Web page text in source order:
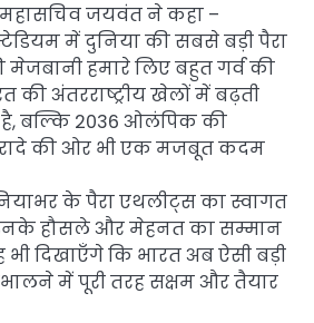
जयवंत ने कहा –
में दुनिया की सबसे बड़ी पैरा
मेजबानी हमारे लिए बहुत गर्व की
की अंतरराष्ट्रीय खेलों में बढ़ती
है, बल्कि 2036 ओलंपिक की
की ओर भी एक मजबूत कदम
के पैरा एथलीट्स का स्वागत
हौसले और मेहनत का सम्मान
दिखाएँगे कि भारत अब ऐसी बड़ी
में पूरी तरह सक्षम और तैयार